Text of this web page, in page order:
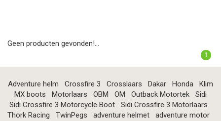
Geen producten gevonden!...
1
Adventure helm Crossfire 3 Crosslaars Dakar Honda
Klim
MX boots
Motorlaars OBM OM Outback Motortek
Sidi
Sidi Crossfire 3 Motorcycle Boot
Sidi Crossfire 3 Motorlaars
Thork Racing
TwinPegs adventure helmet
adventure motor